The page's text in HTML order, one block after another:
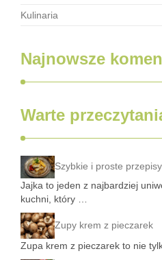
Kulinaria
Najnowsze
Warte
Szybkie i proste
Jajka to jeden z najbardziej
kuchni, który …
Zupy krem z pieczarek
Zupa krem z pieczarek to nie